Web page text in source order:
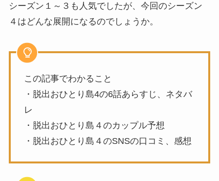
シーズン１～３も人気でしたが、今回のシーズン
４はどんな展開になるのでしょうか。
この記事でわかること
・脱出おひとり島4の6話あらすじ、ネタバ
レ
・脱出おひとり島４のカップル予想
・脱出おひとり島４のSNSの口コミ、感想